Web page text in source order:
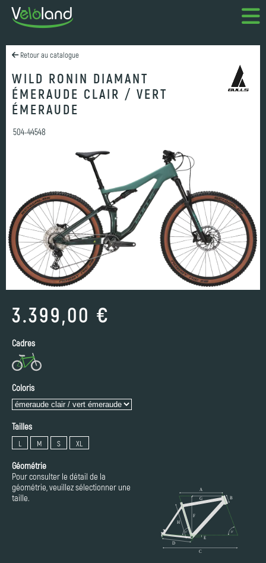
Retour au catalogue
WILD RONIN DIAMANT
ÉMERAUDE CLAIR / VERT
ÉMERAUDE
504-44548
3.399,00 €
Cadres
Coloris
Tailles
L M S XL
Géométrie
Pour consulter le détail de la
géométrie, veuillez sélectionner une
taille.